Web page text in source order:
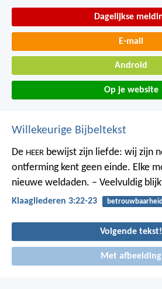
Dagelijkse
E-mail
Android
Op je website
Willekeurige Bijbeltekst
De HEER bewijst zijn liefde: wij zijn
ontferming kent geen einde. Elke
nieuwe weldaden. – Veelvuldig
Klaagliederen 3:22-23 betrouwbaarheid
Volgende tekst!
Met afbeelding